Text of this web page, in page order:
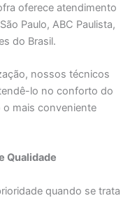
oferece atendimento
Paulo, ABC Paulista,
do Brasil.
nossos técnicos
lo no conforto do
mais conveniente
Qualidade
quando se trata